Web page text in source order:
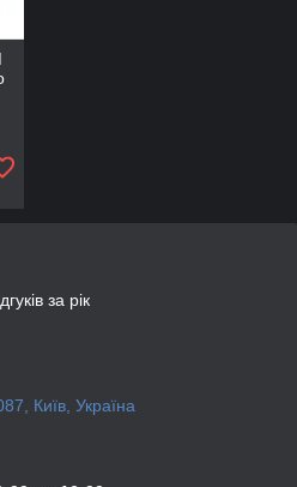
за рік
Київ, Україна